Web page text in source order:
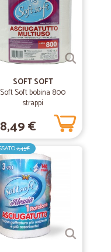
puntuali e
Consiglio senza dubbio
almeno una volta la
SOFT SOFT
Soft Soft bobina 800
strappi
8,49 €
2,45€